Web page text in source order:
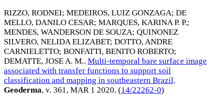
RIZZO, RODNEI; MEDEIROS, LUIZ GONZAGA; DE
MELLO, DANILO CESAR; MARQUES, KARINA P. P.;
MENDES, WANDERSON DE SOUZA; QUINONEZ
SILVERO, NELIDA ELIZABET; DOTTO, ANDRE
CARNIELETTO; BONFATTI, BENITO ROBERTO;
DEMATTE, JOSE A. M.. Multi-temporal bare surface image
associated with transfer functions to support soil
classification and mapping in southeastern Brazil.
Geoderma, v. 361, MAR 1 2020. (14/22262-0)